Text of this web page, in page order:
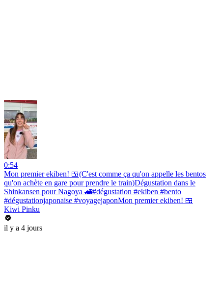
0:54
Mon premier ekiben! 🍱(C'est comme ça qu'on appelle les bentos
qu'on achète en gare pour prendre le train)Dégustation dans le
Shinkansen pour Nagoya 🚄#dégustation #ekiben #bento
#dégustationjaponaise #voyagejaponMon premier ekiben! 🍱
Kiwi Pinku
il y a 4 jours